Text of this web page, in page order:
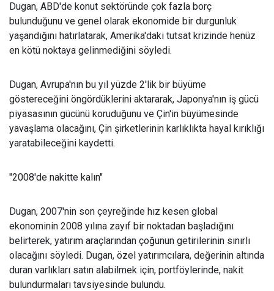
Dugan, ABD'de konut sektöründe çok fazla borç
bulunduğunu ve genel olarak ekonomide bir durgunluk
yaşandığını hatırlatarak, Amerika'daki tutsat krizinde henüz
en kötü noktaya gelinmediğini söyledi.
Dugan, Avrupa'nın bu yıl yüzde 2'lik bir büyüme
göstereceğini öngördüklerini aktararak, Japonya'nın iş gücü
piyasasının gücünü koruduğunu ve Çin'in büyümesinde
yavaşlama olacağını, Çin şirketlerinin karlıklıkta hayal kırıklığı
yaratabileceğini kaydetti.
"2008'de nakitte kalın"
Dugan, 2007'nin son çeyreğinde hız kesen global
ekonominin 2008 yılına zayıf bir noktadan başladığını
belirterek, yatırım araçlarından çoğunun getirilerinin sınırlı
olacağını söyledi. Dugan, özel yatırımcılara, değerinin altında
duran varlıkları satın alabilmek için, portföylerinde, nakit
bulundurmaları tavsiyesinde bulundu.